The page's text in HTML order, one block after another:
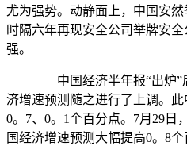
尤为强势。动静面上，中国安
时隔六年再现安全公司举牌安
强。
中国经济半年报“出炉”
济增速预测随之进行了上调。
0。7、0。1个百分点。7月29日
国经济增速预测大幅提高0。8